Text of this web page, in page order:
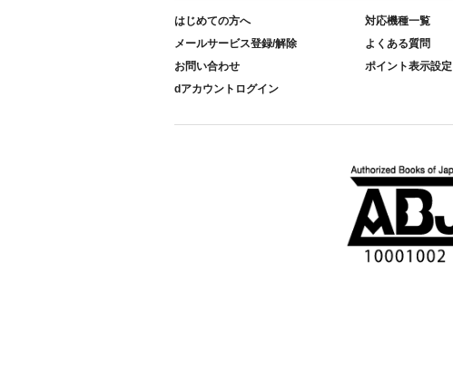
はじめての方へ
対応機種一覧
メールサービス登録/解除
よくある質問
お問い合わせ
ポイント表示設定
dアカウントログイン